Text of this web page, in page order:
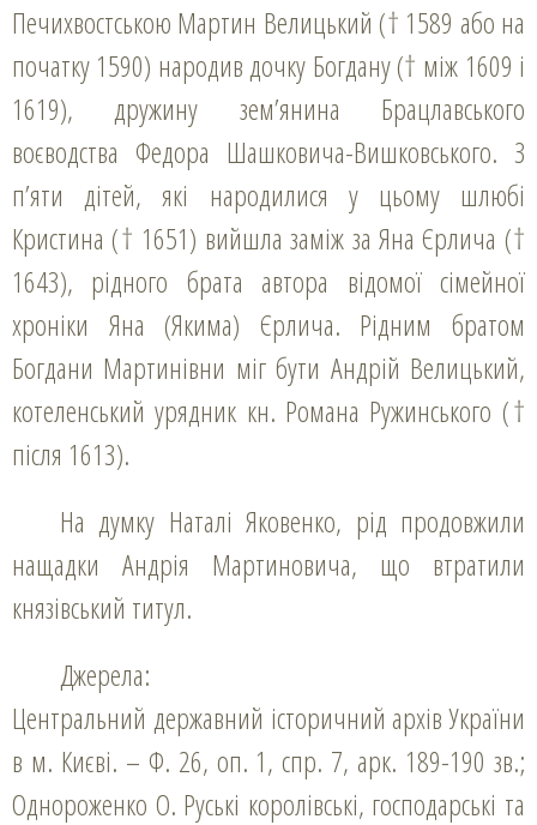
Печихвостською Мартин Велицький († 1589 або на
початку 1590) народив дочку Богдану († між 1609 і
1619), дружину зем’янина Брацлавського
воєводства Федора Шашковича-Вишковського. З
п’яти дітей, які народилися у цьому шлюбі
Кристина († 1651) вийшла заміж за Яна Єрлича (†
1643), рідного брата автора відомої сімейної
хроніки Яна (Якима) Єрлича. Рідним братом
Богдани Мартинівни міг бути Андрій Велицький,
котеленський урядник кн. Романа Ружинського (†
після 1613).
На думку Наталі Яковенко, рід продовжили
нащадки Андрія Мартиновича, що втратили
князівський титул.
Джерела:
Центральний державний історичний архів України
в м. Києві. – Ф. 26, оп. 1, спр. 7, арк. 189-190 зв.;
Однороженко О. Руські королівські, господарські та